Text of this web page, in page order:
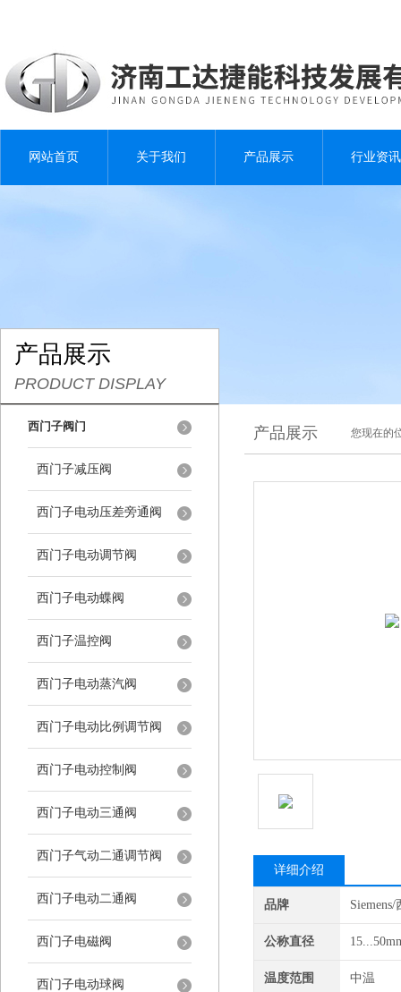
网站首页 关于我们 产品展示 行业资讯
产品展示
PRODUCT DISPLAY
西门子阀门
西门子减压阀
西门子电动压差旁通阀
西门子电动调节阀
西门子电动蝶阀
西门子温控阀
西门子电动蒸汽阀
西门子电动比例调节阀
西门子电动控制阀
西门子电动三通阀
西门子气动二通调节阀
西门子电动二通阀
西门子电磁阀
西门子电动球阀
产品展示 您现在的
详细介绍
品牌
公称直径
温度范围 中温